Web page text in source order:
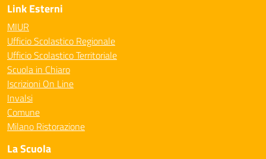
Link Esterni
MIUR
Ufficio Scolastico Regionale
Ufficio Scolastico Territoriale
Scuola in Chiaro
Iscrizioni On Line
Invalsi
Comune
Milano Ristorazione
La Scuola